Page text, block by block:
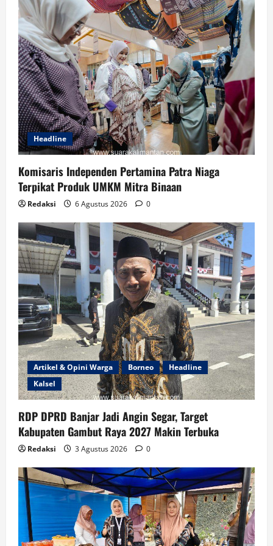
Headline
Komisaris Independen Pertamina Patra Niaga
Terpikat Produk UMKM Mitra Binaan
Redaksi 6 Agustus 2026 0
Artikel & Opini Warga Borneo
Headline
Kalsel
RDP DPRD Banjar Jadi Angin Segar, Target
Kabupaten Gambut Raya 2027 Makin Terbuka
Redaksi 3 Agustus 2026 0